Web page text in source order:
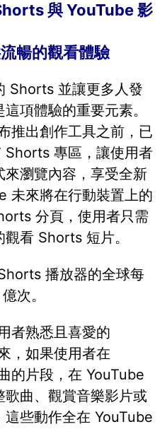
與 YouTube 影
暢的觀看體驗
Shorts 並讓更多人發
項體驗的重要元素。
推出創作工具之前，已
Shorts 專區，讓使用者
瀏覽內容，享受全新
未來將在行動裝置上的
分頁，使用者只需
看 Shorts 短片。
播放器的全球每
次。
者熟悉且喜愛的
，如果使用者在
的片段，在 YouTube
曲、觀賞音樂影片或
些動作全在 YouTube